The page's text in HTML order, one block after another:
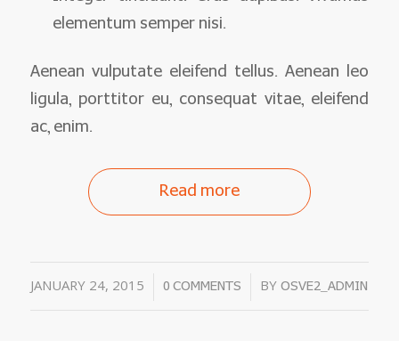
elementum semper nisi.
Aenean vulputate eleifend tellus. Aenean leo
ligula, porttitor eu, consequat vitae, eleifend
ac, enim.
Read more
JANUARY 24, 2015
/ 0 COMMENTS
/ BYOSVE2_ADMIN